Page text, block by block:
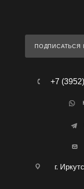
ПОДПИСАТЬСЯ
+7
г.